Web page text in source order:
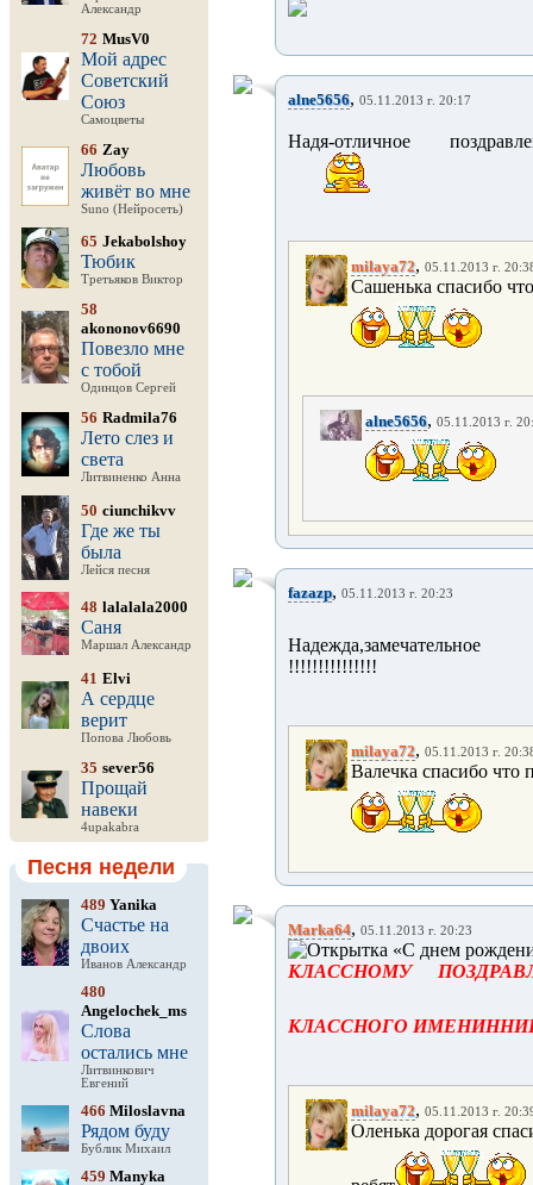
Александр
72 MusV0
Мой адрес
Советский
Союз
Самоцветы
66 Zay
Любовь
живёт во мне
Suno (Нейросеть)
65 Jekabolshoy
Тюбик
Третьяков Виктор
58
akononov6690
Повезло мне
с тобой
Одинцов Сергей
56 Radmila76
Лето слез и
света
Литвиненко Анна
50 ciunchikvv
Где же ты
была
Лейся песня
48 lalalala2000
Саня
Маршал Александр
41 Elvi
А сердце
верит
Попова Любовь
35 sever56
Прощай
навеки
4upakabra
Песня недели
489 Yanika
Счастье на
двоих
Иванов Александр
480
Angelochek_ms
Слова
остались мне
Литвинкович
Евгений
466 Miloslavna
Рядом буду
Бублик Михаил
459 Manyka
alne5656, 05.11.2013 г. 20:17
Надя-отличное
milaya72, 05.11.2013 г.
Сашенька спасибо
alne5656, 05.11.2013 г.
fazazp, 05.11.2013 г. 20:23
Надежда,замечательное
!!!!!!!!!!!!!!!
milaya72, 05.11.2013 г.
Валечка спасибо что
Marka64, 05.11.2013 г. 20:23
КЛАССНОМУ
КЛАССНОГО
milaya72, 05.11.2013 г.
Оленька дорогая